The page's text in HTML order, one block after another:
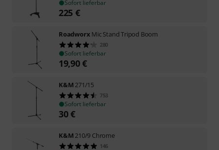
Sofort lieferbar
225 €
Roadworx Mic Stand Tripod Boom
280
Sofort lieferbar
19,90€
K&M 271/15
753
Sofort lieferbar
30€
K&M 210/9 Chrome
146